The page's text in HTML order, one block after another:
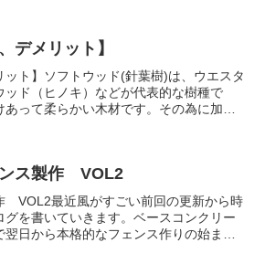
デメリット】
ット】ソフトウッド(針葉樹)は、ウエスタ
ド（ヒノキ）などが代表的な樹種で
って柔らかい木材です。その為に加工
ンス製作 VOL2
VOL2最近風がすごい前回の更新から時
を書いていきます。ベースコンクリー
日から本格的なフェンス作りの始まり